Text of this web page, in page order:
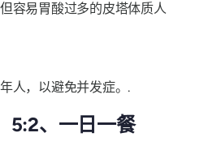
容易胃酸过多的皮塔体质人
人，以避免并发症。.
5:2、一日一餐